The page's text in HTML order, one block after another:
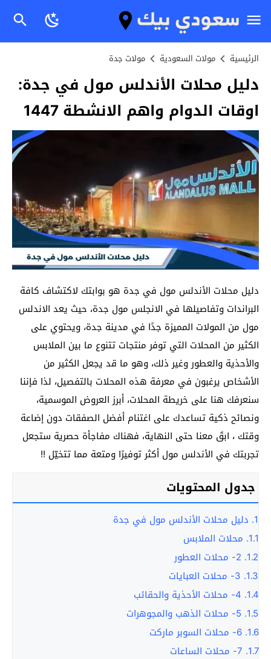
الرئيسية مولات السعودية مولات جدة
دليل محلات الأندلس مول في جدة:
اوقات الدوام واهم الانشطة 1447
دليل محلات الأندلس مول في جدة هو بوابتك لاكتشاف كافة
البراندات وتفاصيلها في الانجلس مول جدة، حيث يعد الاندلس
مول من المولات المميزة جدًا في مدينة جدة، ويحتوي على
الكثير من المحلات التي توفر منتجات تتنوع ما بين الملابس
والأحذية والعطور وغير ذلك، وهو ما قد يجعل الكثير من
الأشخاص يرغبون في معرفة هذه المحلات بالتفصيل، لذا فإننا
سنعرفك هنا على خريطة المحلات، أبرز العروض الموسمية،
ونصائح ذكية تساعدك على اغتنام أفضل الصفقات دون إضاعة
وقتك ، ابقَ معنا حتى النهاية، فهناك مفاجأة حصرية ستجعل
تجربتك في الأندلس مول أكثر توفيرًا ومتعة مما تتخيّل !!
جدول المحتويات
1. دليل محلات الأندلس مول في جدة
1.1. محلات الملابس
1.2.
1.3.
1.4.
1.5.
1.6.
1.7.